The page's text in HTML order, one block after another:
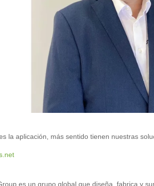
la aplicación, más sentido tienen nuestras
es un grupo global que diseña, fabrica y